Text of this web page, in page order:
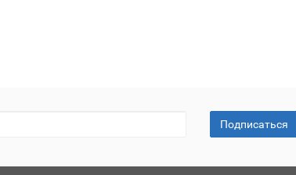
Подписаться